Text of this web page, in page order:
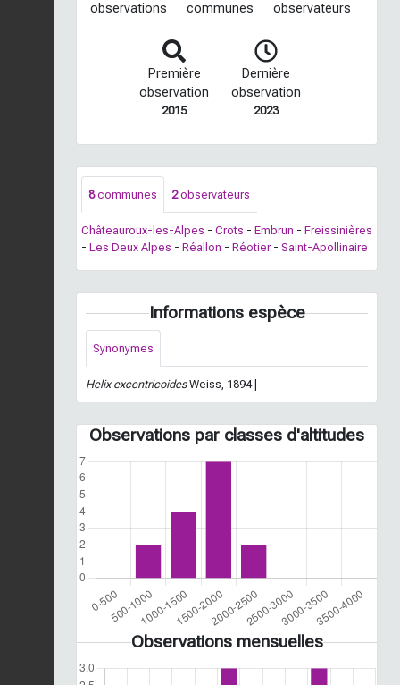
observations communes observateurs
Première
observation
2015
Dernière
observation
2023
8communes 2observateurs
Châteauroux-les-Alpes - Crots - Embrun - Freissinières
- Les Deux Alpes - Réallon - Réotier - Saint-Apollinaire
Informations espèce
Synonymes
Helix excentricoidesWeiss, 1894 |
Observations par classes d'altitudes
Observations mensuelles